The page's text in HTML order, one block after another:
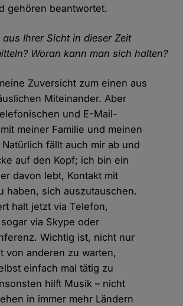
gehören beantwortet.
Ihrer Sicht in dieser Zeit
Woran kann man sich halten?
Zuversicht zum einen aus
Miteinander. Aber
und E-Mail-
meiner Familie und meinen
fällt auch mir ab und
auf den Kopf; ich bin ein
davon lebt, Kontakt mit
haben, sich auszutauschen.
halt jetzt via Telefon,
via Skype oder
Wichtig ist, nicht nur
von anderen zu warten,
einfach mal tätig zu
hilft Musik – nicht
in immer mehr Ländern